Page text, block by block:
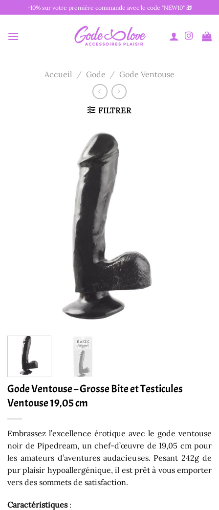
au
-10% sur votre première commande avec le code "NEW10" 🎁
Accueil / Gode / Gode Ventouse
FILTRER
Gode Ventouse – Grosse Bite et Testicules
Ventouse 19,05 cm
Embrassez l’excellence érotique avec le gode ventouse
noir de Pipedream, un chef-d’œuvre de 19,05 cm pour
les amateurs d’aventures audacieuses. Pesant 242g de
pur plaisir hypoallergénique, il est prêt à vous emporter
vers des sommets de satisfaction.
Caractéristiques: